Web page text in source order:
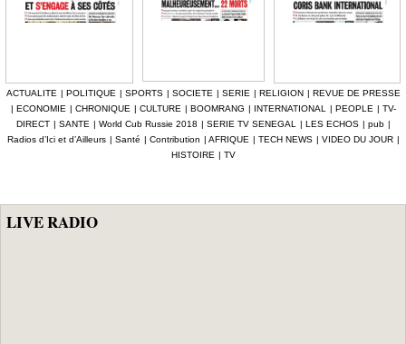
ACTUALITE | POLITIQUE | SPORTS | SOCIETE | SERIE | RELIGION | REVUE DE PRESSE
| ECONOMIE | CHRONIQUE | CULTURE | BOOMRANG | INTERNATIONAL | PEOPLE | TV-
DIRECT | SANTE | World Cub Russie 2018 | SERIE TV SENEGAL | LES ECHOS | pub |
Radios d’Ici et d’Ailleurs | Santé | Contribution | AFRIQUE | TECH NEWS | VIDEO DU JOUR |
HISTOIRE | TV
LIVE RADIO